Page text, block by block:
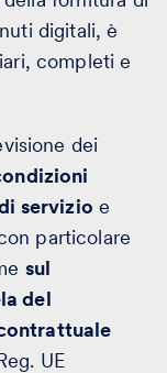
digitali, è
completi e
dei
servizio e
particolare
sul
del
UE